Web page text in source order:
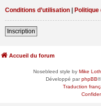
Conditions d’utilisation | Politique
Inscription
Accueil du forum
Nosebleed style by Mike
Développé parphpBB
Traduction